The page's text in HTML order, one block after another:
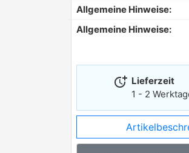
Allgemeine Hinweise:
Allgemeine Hinweise:
more_time Lieferzeit
1 - 2